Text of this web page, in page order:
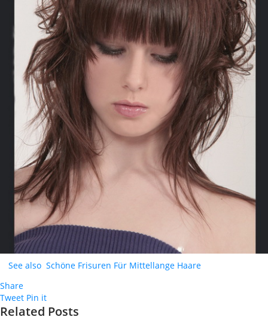
See also Schöne Frisuren Für Mittellange Haare
Share
Tweet Pin it
Related Posts